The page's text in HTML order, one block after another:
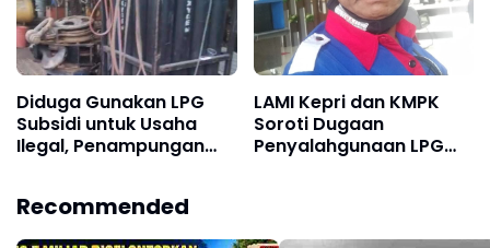
Diduga Gunakan LPG
Subsidi untuk Usaha
Ilegal, Penampungan
Pengawasan Pemko
Batam
LAMI Kepri dan KMPK
Soroti Dugaan
Penyalahgunaan LPG
Recommended